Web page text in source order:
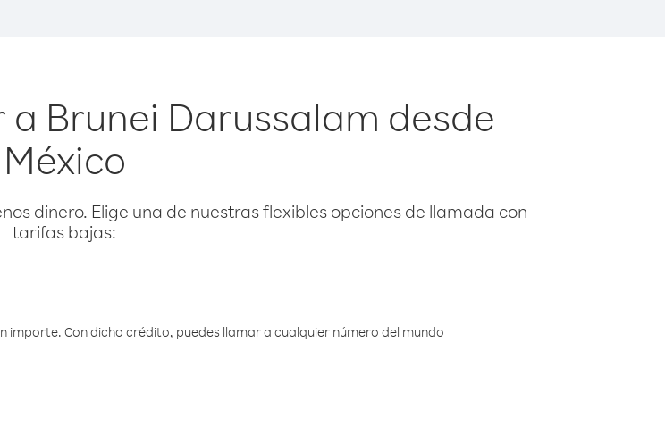
Brunei Darussalam desde
México
dinero. Elige una de nuestras flexibles opciones de llamada con
tarifas bajas:
importe. Con dicho crédito, puedes llamar a cualquier número del mundo